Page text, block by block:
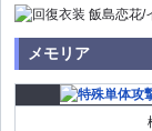
メモリア